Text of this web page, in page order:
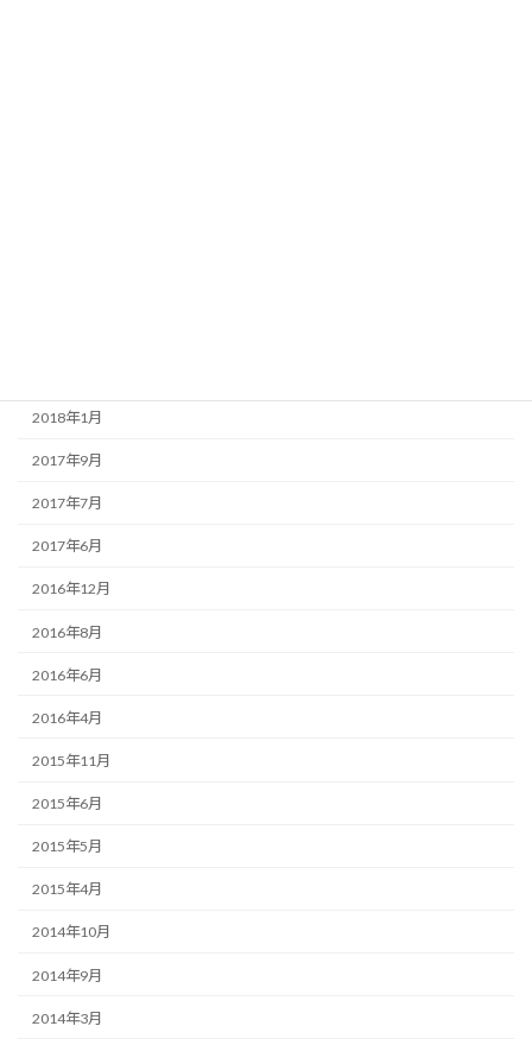
2018年1月
2017年9月
2017年7月
2017年6月
2016年12月
2016年8月
2016年6月
2016年4月
2015年11月
2015年6月
2015年5月
2015年4月
2014年10月
2014年9月
2014年3月